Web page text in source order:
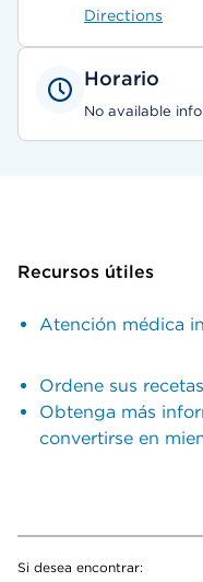
Directions
Horario
No available
Recursos útiles
Atención médica
Ordene sus
Obtenga más
convertirse en
Si desea encontrar: